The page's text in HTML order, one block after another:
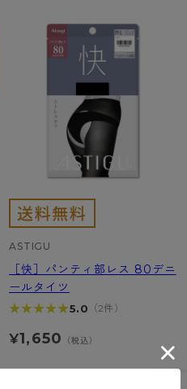
ASTIGU
［快］パンティ部レス 80デニ
ールタイツ
★★★★★
★★★★★5.0 （2件）
¥1,650 （税込）